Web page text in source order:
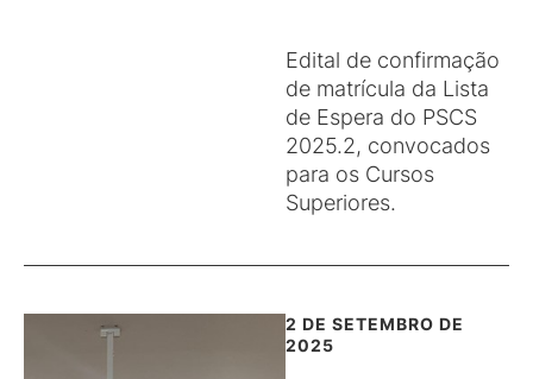
Edital de confirmação
de matrícula da Lista
de Espera do PSCS
2025.2, convocados
para os Cursos
Superiores.
2 DE SETEMBRO DE
2025